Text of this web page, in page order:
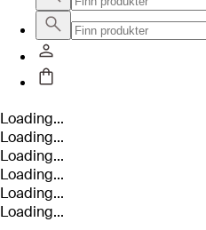
Loading...
Loading...
Loading...
Loading...
Loading...
Loading...